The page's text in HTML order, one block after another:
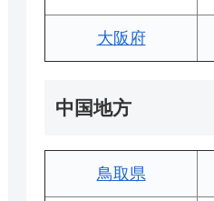
大阪府
中国地方
鳥取県